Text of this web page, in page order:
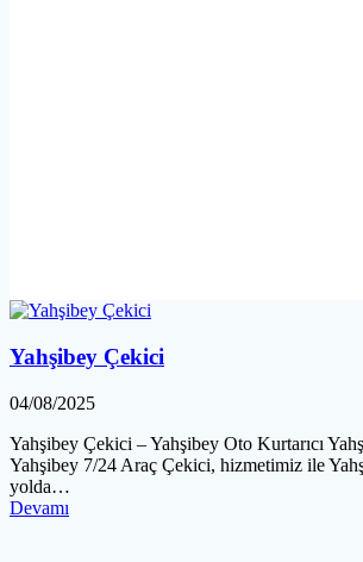
Yahşibey Çekici
04/08/2025
Yahşibey Çekici – Yahşibey Oto Kurtarıcı
Yahşibey 7/24 Araç Çekici, hizmetimiz ile
yolda…
Devamı